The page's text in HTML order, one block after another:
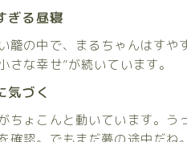
ぎる昼寝
籠の中で、まるちゃんはすや
さな幸せ”が続いています。
気づく
ちょこんと動いています。う